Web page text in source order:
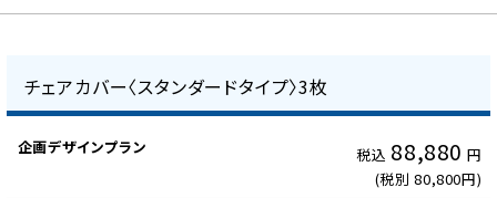
ラ
ー
チェアカバー〈スタンダードタイプ〉3枚
税込 88,880 円
(税別 80,800円)